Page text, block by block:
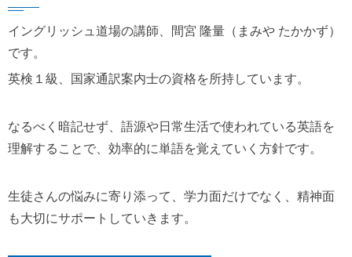
イングリッシュ道場の講師、間宮 隆量（まみや たかかず）
です。
英検１級、国家通訳案内士の資格を所持しています。
なるべく暗記せず、語源や日常生活で使われている英語を
理解することで、効率的に単語を覚えていく方針です。
生徒さんの悩みに寄り添って、学力面だけでなく、精神面
も大切にサポートしていきます。